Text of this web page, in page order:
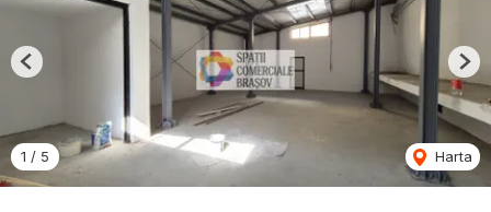
1 / 5 Harta
Previous